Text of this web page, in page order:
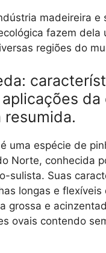
madeireira e
fazem dela
regiões do
da
resumida.
é uma espécie de
Norte, conhecida
sulista. Suas
longas e flexíveis
grossa e
ovais contendo